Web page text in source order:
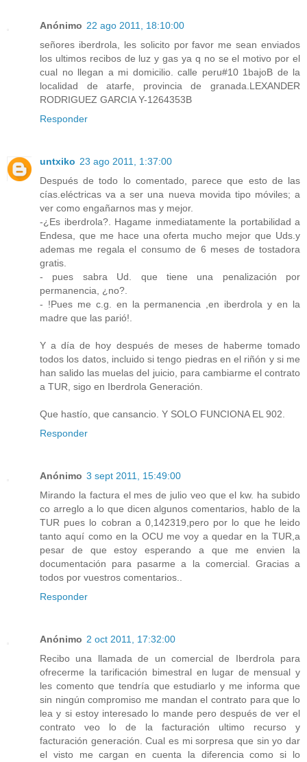
Anónimo 22 ago 2011, 18:10:00
señores iberdrola, les solicito por favor me sean enviados
los ultimos recibos de luz y gas ya q no se el motivo por el
cual no llegan a mi domicilio. calle peru#10 1bajoB de la
localidad de atarfe, provincia de granada.LEXANDER
RODRIGUEZ GARCIA Y-1264353B
Responder
untxiko 23 ago 2011, 1:37:00
Después de todo lo comentado, parece que esto de las
cías.eléctricas va a ser una nueva movida tipo móviles; a
ver como engañarnos mas y mejor.
-¿Es iberdrola?. Hagame inmediatamente la portabilidad a
Endesa, que me hace una oferta mucho mejor que Uds.y
ademas me regala el consumo de 6 meses de tostadora
gratis.
- pues sabra Ud. que tiene una penalización por
permanencia, ¿no?.
- !Pues me c.g. en la permanencia ,en iberdrola y en la
madre que las parió!.
Y a día de hoy después de meses de haberme tomado
todos los datos, incluido si tengo piedras en el riñón y si me
han salido las muelas del juicio, para cambiarme el contrato
a TUR, sigo en Iberdrola Generación.
Que hastío, que cansancio. Y SOLO FUNCIONA EL 902.
Responder
Anónimo 3 sept 2011, 15:49:00
Mirando la factura el mes de julio veo que el kw. ha subido
co arreglo a lo que dicen algunos comentarios, hablo de la
TUR pues lo cobran a 0,142319,pero por lo que he leido
tanto aquí como en la OCU me voy a quedar en la TUR,a
pesar de que estoy esperando a que me envien la
documentación para pasarme a la comercial. Gracias a
todos por vuestros comentarios..
Responder
Anónimo 2 oct 2011, 17:32:00
Recibo una llamada de un comercial de Iberdrola para
ofrecerme la tarificación bimestral en lugar de mensual y
les comento que tendría que estudiarlo y me informa que
sin ningún compromiso me mandan el contrato para que lo
lea y si estoy interesado lo mande pero después de ver el
contrato veo lo de la facturación ultimo recurso y
facturación generación. Cual es mi sorpresa que sin yo dar
el visto me cargan en cuenta la diferencia como si lo